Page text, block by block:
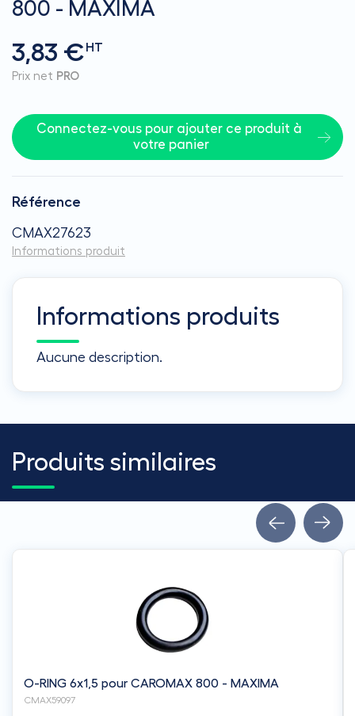
800 - MAXIMA
3,83 € HT
Prix net PRO
Connectez-vous pour ajouter ce produit à
votre panier
Référence
CMAX27623
Informations produit
Informations produits
Aucune description.
Produits similaires
O-RING 6x1,5 pour CAROMAX 800 - MAXIMA
CMAX59097